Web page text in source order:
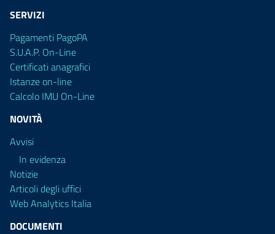
SERVIZI
Pagamenti PagoPA
S.U.A.P. On-Line
Certificati anagrafici
Istanze on-line
Calcolo IMU On-Line
NOVITÀ
Avvisi
In evidenza
Notizie
Articoli degli uffici
Web Analytics Italia
DOCUMENTI